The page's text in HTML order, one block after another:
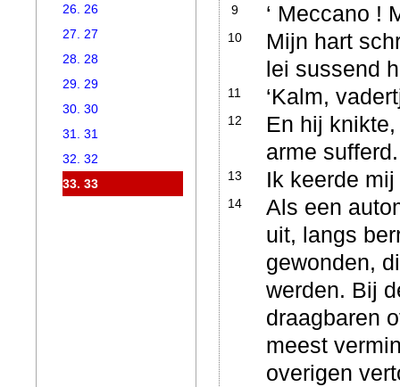
9 ‘ Meccano !
10
Mijn hart
lei sussend
11 ‘Kalm,
12
En hij
arme
13 Ik keerde
14
Als een
uit, langs
gewonden,
werden. Bij
draagbaren
meest
overigen
26. 26
27. 27
28. 28
29. 29
30. 30
31. 31
32. 32
33. 33